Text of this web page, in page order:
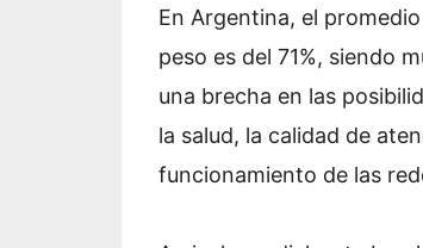
En Argentina, el
peso es del 71%, siendo
una brecha en las
la salud, la calidad de
funcionamiento de las